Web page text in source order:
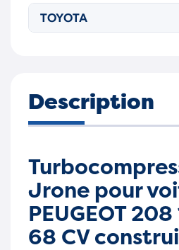
TOYOTA
Description
Jrone pour
PEUGEOT 208
68 CV